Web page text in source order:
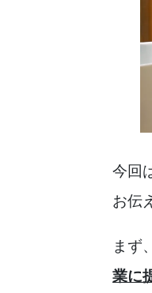
今回
お伝
まず
業に